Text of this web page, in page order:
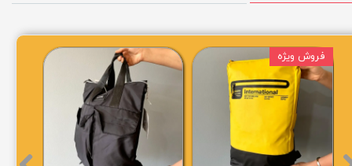
فروش ویژه